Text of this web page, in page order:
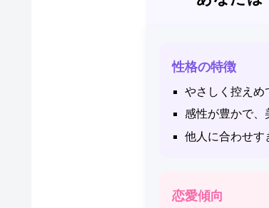
性格の特徴
やさしく控えめ
感性が豊かで、
他人に合わせす
恋愛傾向